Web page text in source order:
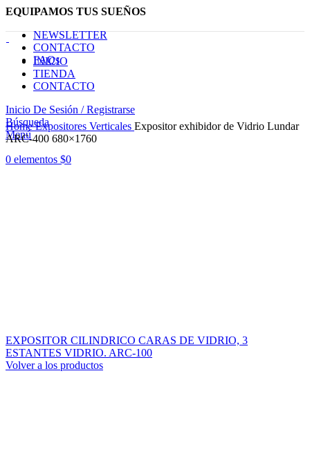
EQUIPAMOS TUS SUEÑOS
NEWSLETTER
CONTACTO
FAQs
INICIO
TIENDA
CONTACTO
Inicio De Sesión / Registrarse
Búsqueda
Menú
0 elementos $0
Haga Click para agrandar
HomeExpositores Verticales Expositor exhibidor de Vidrio Lundar
ARC-400 680×1760
EXPOSITOR CILINDRICO CARAS DE VIDRIO, 3
ESTANTES VIDRIO. ARC-100
Volver a los productos